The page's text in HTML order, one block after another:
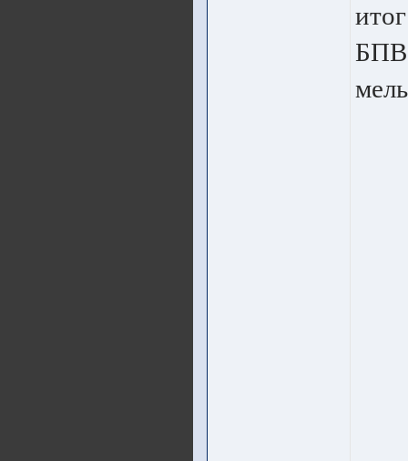
БПВ